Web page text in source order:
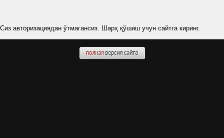
Сиз авторизациядан ўтмагансиз. Шарҳ қўшиш учун сайтга киринг.